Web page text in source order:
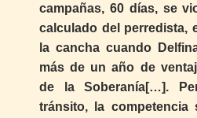
campañas, 60 días, se
calculado del perredista,
la cancha cuando
más de un año de
de la Soberanía[…].
tránsito, la competencia